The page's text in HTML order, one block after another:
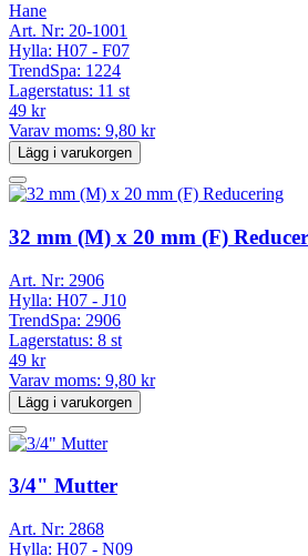
Hane
Art. Nr: 20-1001
Hylla: H07 - F07
TrendSpa: 1224
Lagerstatus: 11 st
49 kr
Varav moms: 9,80 kr
Lägg i varukorgen
32 mm (M) x 20 mm (F)
Art. Nr: 2906
Hylla: H07 - J10
TrendSpa: 2906
Lagerstatus: 8 st
49 kr
Varav moms: 9,80 kr
Lägg i varukorgen
3/4" Mutter
Art. Nr: 2868
Hylla: H07 - N09